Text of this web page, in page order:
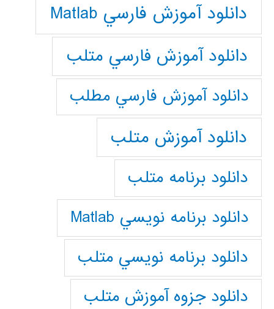
دانلود آموزش فارسي Matlab
دانلود آموزش فارسي متلب
دانلود آموزش فارسي مطلب
دانلود آموزش متلب
دانلود برنامه متلب
دانلود برنامه نويسي Matlab
دانلود برنامه نويسي متلب
دانلود جزوه آموزش متلب